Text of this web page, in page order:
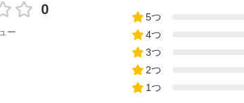
0
ー
5つ
4つ
3つ
2つ
1つ